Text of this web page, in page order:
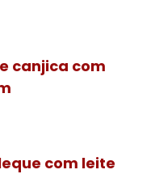
canjica com
com leite